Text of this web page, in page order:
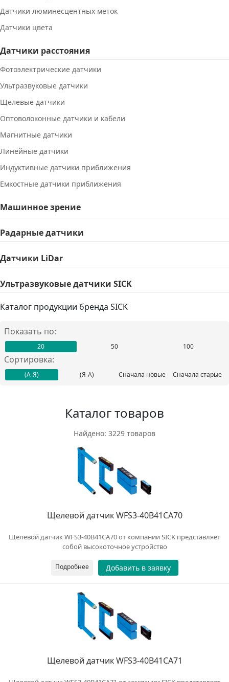
Датчики люминесцентных меток
Датчики цвета
Датчики расстояния
Фотоэлектрические датчики
Ультразвуковые датчики
Щелевые датчики
Оптоволоконные датчики и кабели
Магнитные датчики
Линейные датчики
Индуктивные датчики приближения
Емкостные датчики приближения
Машинное зрение
Радарные датчики
Датчики LiDar
Ультразвуковые датчики SICK
Каталог продукции бренда SICK
Показать по:
20 50 100
Сортировка:
(А-Я) (Я-А) Сначала новые Сначала старые
Каталог товаров
Найдено: 3229 товаров
Щелевой датчик WFS3-40B41CA70
Щелевой датчик WFS3-40B41CA70 от компании SICK представляет
собой высокоточное устройство
Подробнее Добавить в заявку
Щелевой датчик WFS3-40B41CA71